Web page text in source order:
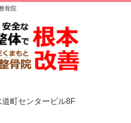
骨院
町センタービル8F